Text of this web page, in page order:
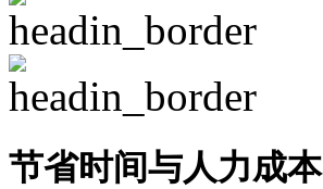
节省时间与人力成本